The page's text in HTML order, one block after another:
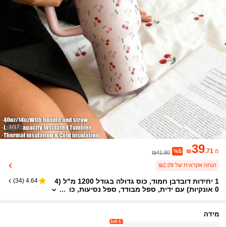
1/17
מ ₪39.71
%5
₪41.80
הנחה אקראית של ₪2.09
1 יחידות דובדבן חמוד, כוס גדולה בגודל 1200 מ"ל (4
0 אונקיות) עם ידית, ספל מבודד, ספל נסיעות, כו
מתנת יום הולדת (עם קש)
4.64
(
34
)
מידה
6 left